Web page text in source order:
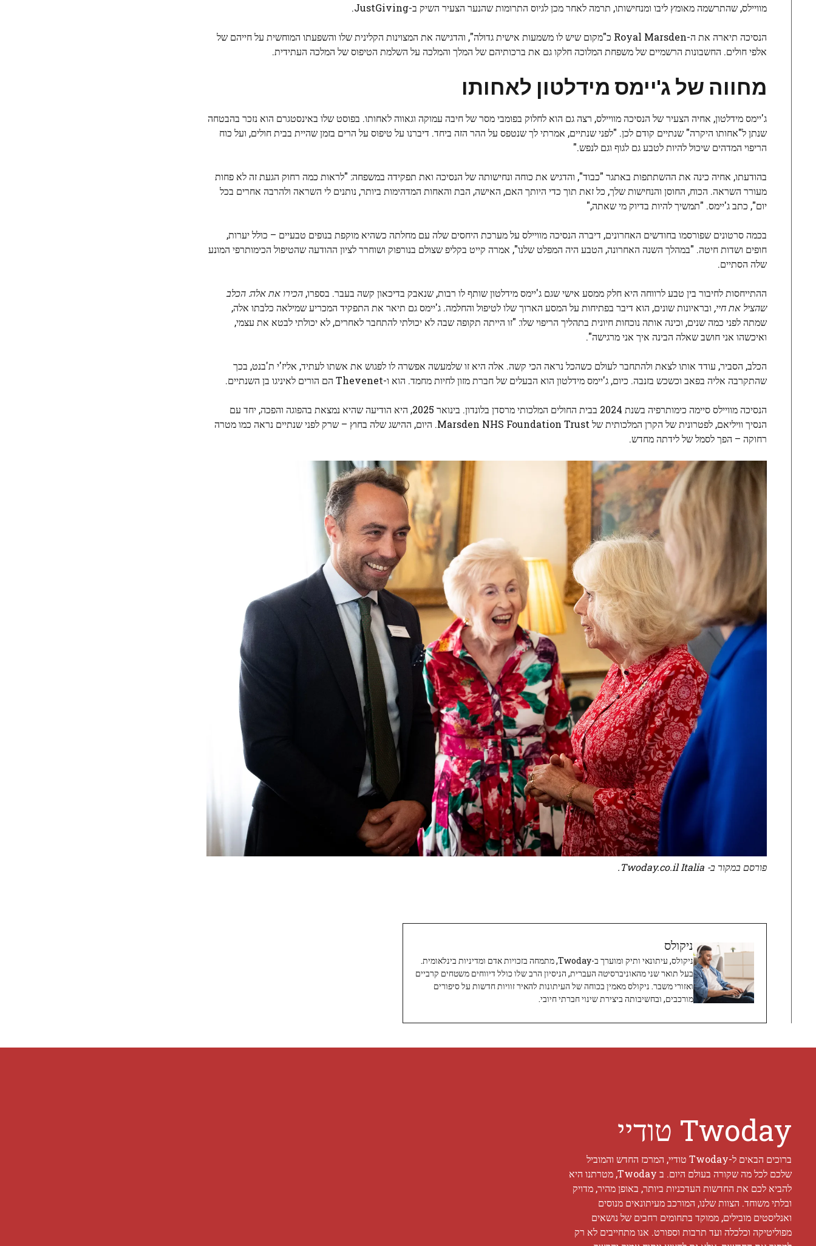
מוויילס, שהתרשמה מאומץ ליבו ומנחישותו, תרמה לאחר מכן לגיוס התרומות שהנער הצעיר השיק ב-JustGiving.
הנסיכה תיארה את ה-Royal Marsden כ"מקום שיש לו משמעות אישית גדולה", והדגישה את המצוינות הקלינית שלו והשפעתו המוחשית על חייהם של
אלפי חולים. החשבונות הרשמיים של משפחת המלוכה חלקו גם את ברכותיהם של המלך והמלכה על השלמת הטיפוס של המלכה העתידית.
מחווה של ג'יימס מידלטון לאחותו
ג'יימס מידלטון, אחיה הצעיר של הנסיכה מוויילס, רצה גם הוא לחלוק בפומבי מסר של חיבה עמוקה וגאווה לאחותו. בפוסט שלו באינסטגרם הוא נזכר בהבטחה
שנתן ל"אחותו היקרה" שנתיים קודם לכן. "לפני שנתיים, אמרתי לך שנטפס על ההר הזה ביחד. דיברנו על טיפוס על הרים בזמן שהיית בבית חולים, ועל כוח
הריפוי המדהים שיכול להיות לטבע גם לגוף וגם לנפש."
בהודעתו, אחיה כינה את ההשתתפות באתגר "כבוד", והדגיש את כוחה ונחישותה של הנסיכה ואת תפקידה במשפחה: "לראות כמה רחוק הגעת זה לא פחות
מעורר השראה. הכוח, החוסן והנחישות שלך, כל זאת תוך כדי היותך האם, האישה, הבת והאחות המדהימות ביותר, נותנים לי השראה ולהרבה אחרים בכל
יום", כתב ג'יימס. "תמשיך להיות בדיוק מי שאתה,"
בכמה סרטונים שפורסמו בחודשים האחרונים, דיברה הנסיכה מוויילס על מערכת היחסים שלה עם מחלתה כשהיא מוקפת בנופים טבעיים – כולל יערות,
חופים ושדות חיטה. "במהלך השנה האחרונה, הטבע היה המפלט שלנו", אמרה קייט בקליפ שצולם בנורפוק ושוחרר לציון ההודעה שהטיפול הכימותרפי המונע
שלה הסתיים.
ההתייחסות לחיבור בין טבע לרווחה היא חלק ממסע אישי שגם ג'יימס מידלטון שותף לו רבות, שנאבק בדיכאון קשה בעבר. בספרו, הכירו את אלה: הכלב
שהציל את חיי, ובראיונות שונים, הוא דיבר בפתיחות על המסע הארוך שלו לטיפול והחלמה. ג'יימס גם תיאר את התפקיד המכריע שמילאה כלבתו אלה,
שמתה לפני כמה שנים, וכינה אותה נוכחות חיונית בתהליך הריפוי שלו: "זו הייתה תקופה שבה לא יכולתי להתחבר לאחרים, לא יכולתי לבטא את עצמי,
ואיכשהו אני חושב שאלה הבינה איך אני מרגישה".
הכלב, הסביר, עודד אותו לצאת ולהתחבר לעולם כשהכל נראה הכי קשה. אלה היא זו שלמעשה אפשרה לו לפגוש את אשתו לעתיד, אליז'י ת'בנט, בכך
שהתקרבה אליה בפאב וכשכש בזנבה. כיום, ג'יימס מידלטון הוא הבעלים של חברת מזון לחיות מחמד. הוא ו-Thevenet הם הורים לאיניגו בן השנתיים.
הנסיכה מוויילס סיימה כימותרפיה בשנת 2024 בבית החולים המלכותי מרסדן בלונדון. בינואר 2025, היא הודיעה שהיא נמצאת בהפוגה והפכה, יחד עם
הנסיך וויליאם, לפטרונית של הקרן המלכותית של Marsden NHS Foundation Trust. היום, ההישג שלה בחוץ – שרק לפני שנתיים נראה כמו מטרה
רחוקה – הפך לסמל של לידתה מחדש.
פורסם במקור ב- Twoday.co.il Italia.
ניקולס
ניקולס, עיתונאי ותיק ומוערך ב-Twoday, מתמחה בזכויות אדם ומדיניות בינלאומית.
בעל תואר שני מהאוניברסיטה העברית, הניסיון הרב שלו כולל דיווחים משטחים קרביים
ואזורי משבר. ניקולס מאמין בכוחה של העיתונות להאיר זוויות חדשות על סיפורים
מורכבים, ובחשיבותה ביצירת שינוי חברתי חיובי.
Twoday טודיי
ברוכים הבאים ל-Twoday טודיי, המרכז החדש והמוביל
שלכם לכל מה שקורה בעולם היום. ב Twoday, מטרתנו היא
להביא לכם את החדשות העדכניות ביותר, באופן מהיר, מדויק
ובלתי משוחד. הצוות שלנו, המורכב מעיתונאים מנוסים
ואנליסטים מובילים, ממוקד בתחומים רחבים של נושאים
מפוליטיקה וכלכלה ועד תרבות וספורט. אנו מתחייבים לא רק